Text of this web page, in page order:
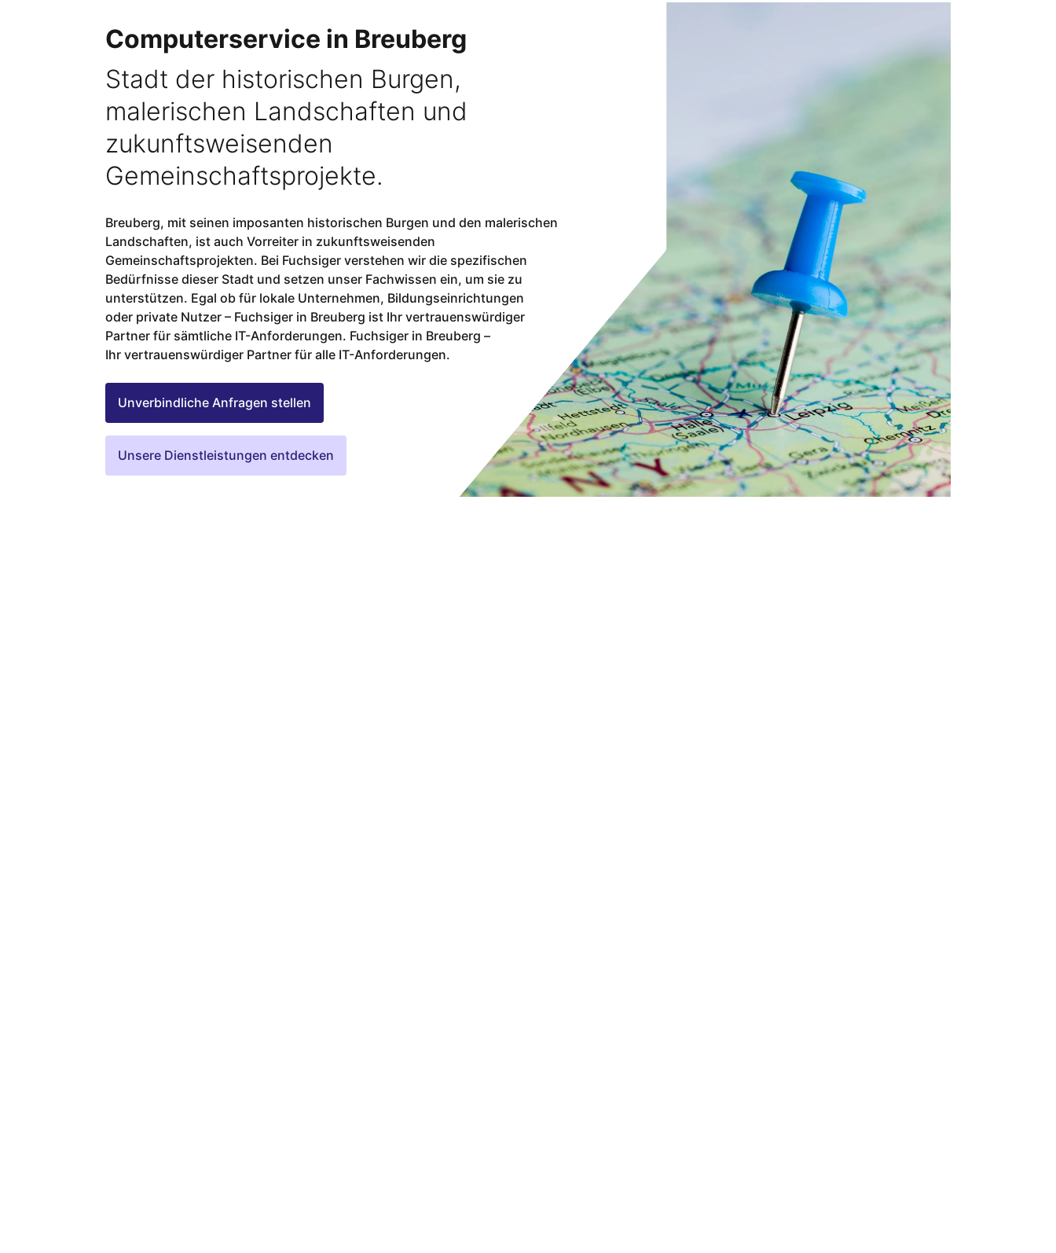
Computerservice in Breuberg
Stadt der historischen Burgen,
malerischen Landschaften und
zukunftsweisenden
Gemeinschaftsprojekte.
Breuberg, mit seinen imposanten historischen Burgen und den malerischen
Landschaften, ist auch Vorreiter in zukunftsweisenden
Gemeinschaftsprojekten. Bei Fuchsiger verstehen wir die spezifischen
Bedürfnisse dieser Stadt und setzen unser Fachwissen ein, um sie zu
unterstützen. Egal ob für lokale Unternehmen, Bildungseinrichtungen
oder private Nutzer – Fuchsiger in Breuberg ist Ihr vertrauenswürdiger
Partner für sämtliche IT-Anforderungen. Fuchsiger in Breuberg –
Ihr vertrauenswürdiger Partner für alle IT-Anforderungen.
Unverbindliche Anfragen stellen
Unsere Dienstleistungen entdecken